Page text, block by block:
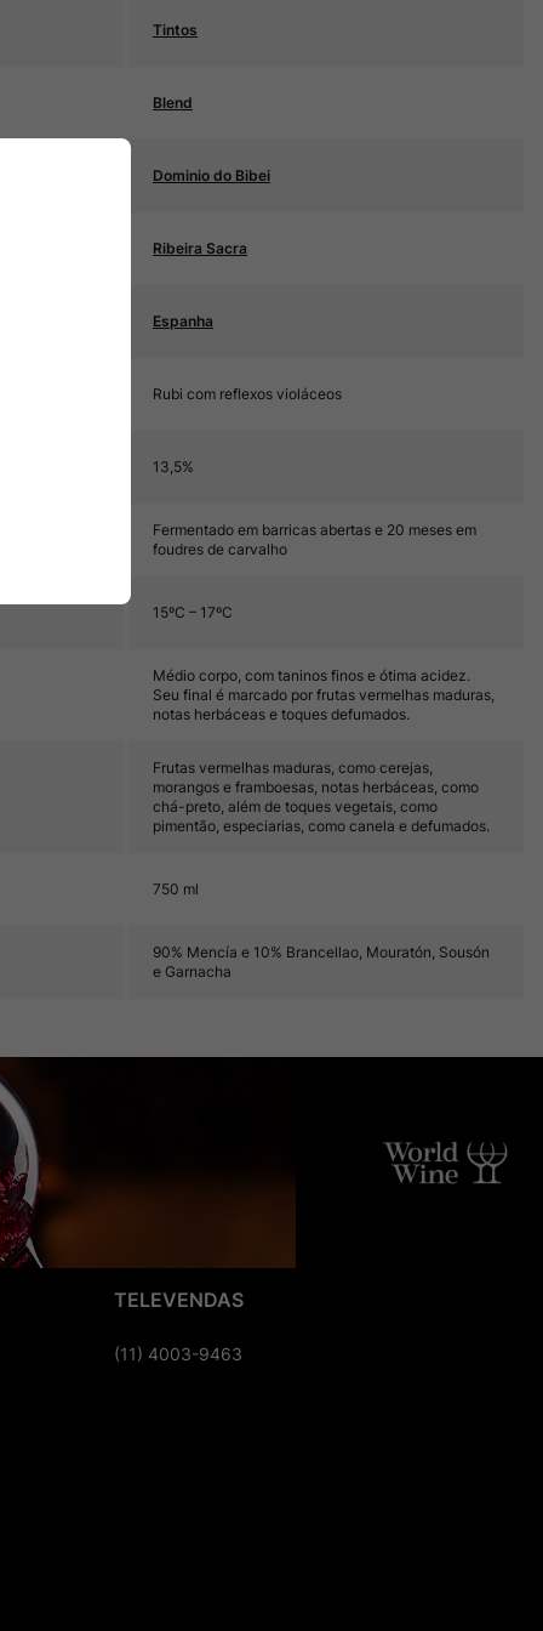
Tintos
Blend
Dominio do Bibei
Ribeira Sacra
Espanha
Rubi com reflexos violáceos
13,5%
Fermentado em barricas abertas e 20 meses em
foudres de carvalho
15ºC – 17ºC
Médio corpo, com taninos finos e ótima acidez.
Seu final é marcado por frutas vermelhas maduras,
notas herbáceas e toques defumados.
Frutas vermelhas maduras, como cerejas,
morangos e framboesas, notas herbáceas, como
chá-preto, além de toques vegetais, como
pimentão, especiarias, como canela e defumados.
750 ml
90% Mencía e 10% Brancellao, Mouratón, Sousón
e Garnacha
TELEVENDAS
(11) 4003-9463